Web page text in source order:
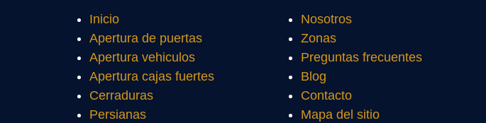
Inicio
Apertura de puertas
Apertura vehiculos
Apertura cajas fuertes
Cerraduras
Persianas
Nosotros
Zonas
Preguntas frecuentes
Blog
Contacto
Mapa del sitio